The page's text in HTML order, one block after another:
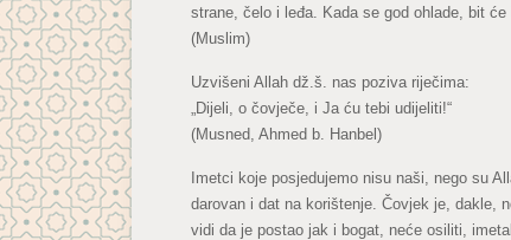
strane, čelo i leđa. Kada se god ohlade, bit
(Muslim)
Uzvišeni Allah dž.š. nas poziva riječima:
„Dijeli, o čovječe, i Ja ću tebi udijeliti!“
(Musned, Ahmed b. Hanbel)
Imetci koje posjedujemo nisu naši, nego su
darovan i dat na korištenje. Čovjek je, dakle,
vidi da je postao jak i bogat, neće osiliti,